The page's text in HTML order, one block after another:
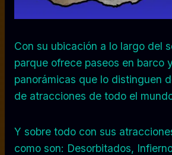
Con su ubicación a lo largo del
parque ofrece paseos en barco
panorámicas que lo distinguen
de atracciones de todo el
Y sobre todo con sus
como son: Desorbitados,